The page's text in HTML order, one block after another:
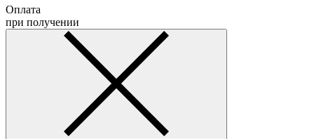
Оплата
при получении